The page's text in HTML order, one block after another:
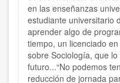
en las enseñanzas
estudiante universitario
aprender algo de
tiempo, un licenciado
sobre Sociología, que
futuro...“No podemos
reducción de jornada